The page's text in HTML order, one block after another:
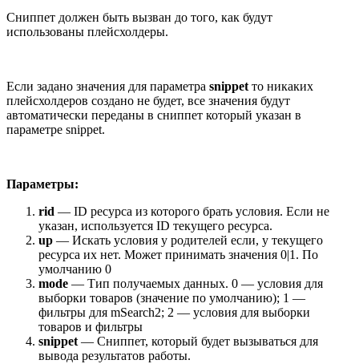
Сниппет должен быть вызван до того, как будут
использованы плейсхолдеры.
Если задано значения для параметра snippetто никаких
плейсхолдеров создано не будет, все значения будут
автоматически переданы в сниппет который указан в
параметре snippet.
Параметры:
rid — ID ресурса из которого брать условия. Если не
указан, используется ID текущего ресурса.
up — Искать условия у родителей если, у текущего
ресурса их нет. Может принимать значения 0|1. По
умолчанию 0
mode — Тип получаемых данных. 0 — условия для
выборки товаров (значение по умолчанию); 1 —
фильтры для mSearch2; 2 — условия для выборки
товаров и фильтры
snippet— Сниппет, который будет вызываться для
вывода результатов работы.